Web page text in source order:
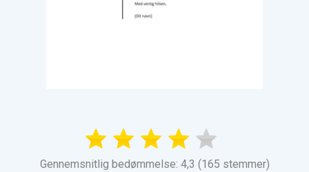
Gennemsnitlig bedømmelse: 4,3 (165 stemmer)